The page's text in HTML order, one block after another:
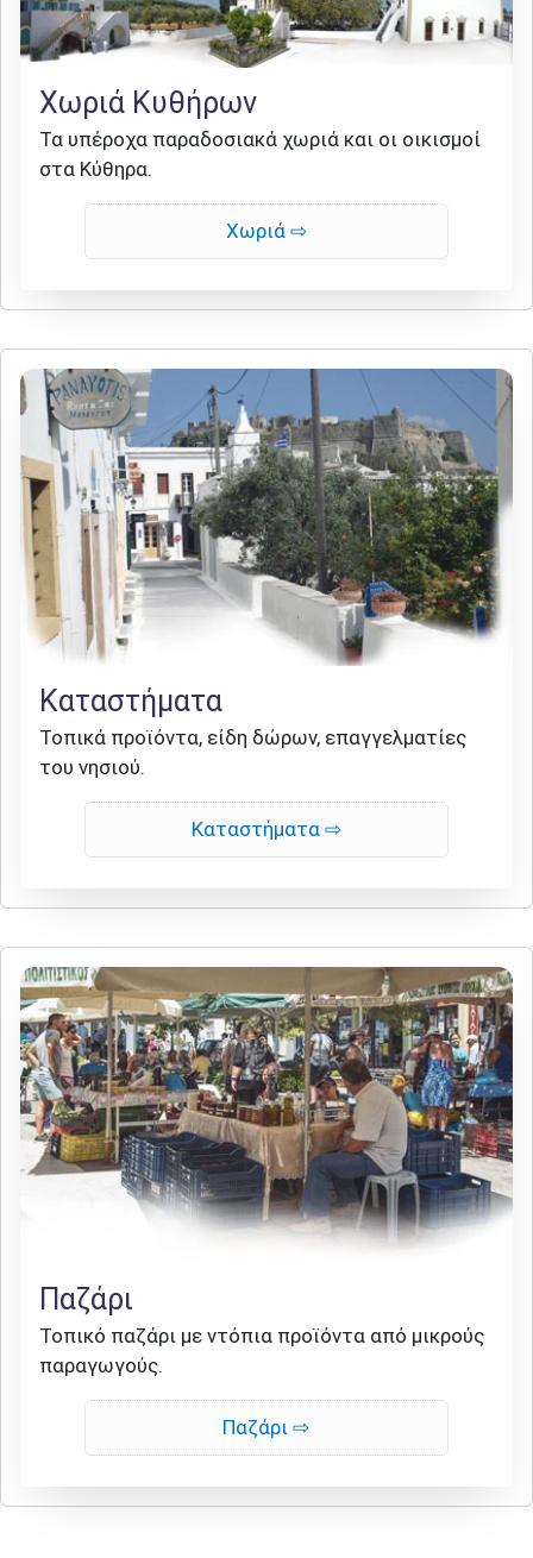
Χωριά Κυθήρων
Τα υπέροχα παραδοσιακά χωριά και οι οικισμοί
στα Κύθηρα.
Χωριά
Καταστήματα
Τοπικά προϊόντα, είδη δώρων, επαγγελματίες
του νησιού.
Καταστήματα
Παζάρι
Τοπικό παζάρι με ντόπια προϊόντα από μικρούς
παραγωγούς.
Παζάρι